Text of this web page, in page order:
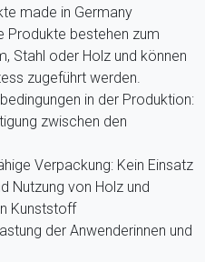
made in Germany
Produkte bestehen zum
Stahl oder Holz und können
zugeführt werden.
in der Produktion:
zwischen den
Verpackung: Kein Einsatz
Nutzung von Holz und
Kunststoff
der Anwenderinnen und